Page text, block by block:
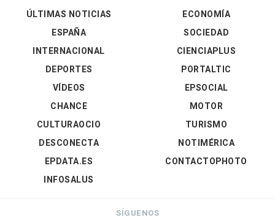
ÚLTIMAS NOTICIAS
ESPAÑA
INTERNACIONAL
DEPORTES
VÍDEOS
ECONOMÍA
SOCIEDAD
CIENCIAPLUS
PORTALTIC
EPSOCIAL
CHANCE
CULTURAOCIO
DESCONECTA
EPDATA.ES
INFOSALUS
MOTOR
TURISMO
NOTIMÉRICA
CONTACTOPHOTO
SÍGUENOS